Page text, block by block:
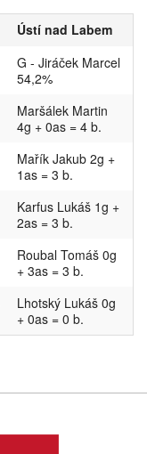
Ústí nad Labem
G - Jiráček Marcel
54,2%
Maršálek Martin
4g + 0as = 4 b.
Mařík Jakub 2g +
1as = 3 b.
Karfus Lukáš 1g +
2as = 3 b.
Roubal Tomáš 0g
+ 3as = 3 b.
Lhotský Lukáš 0g
+ 0as = 0 b.